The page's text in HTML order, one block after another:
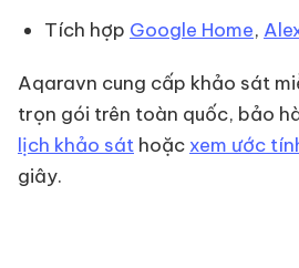
Tích hợp Google Home,
Aqaravn cung cấp khảo sát
trọn gói trên toàn quốc, bảo
lịch khảo sát hoặc xem ước
giây.